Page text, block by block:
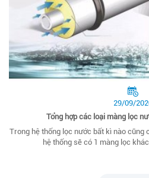
29/09/
Tổng hợp các loại màng lọc
Trong hệ thống lọc nước bất kì nào cũng
hệ thống sẽ có 1 màng lọc